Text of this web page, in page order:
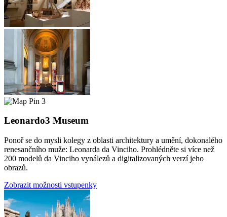
3
Leonardo3 Museum
Ponoř se do mysli kolegy z oblasti architektury a umění, dokonalého
renesančního muže: Leonarda da Vinciho. Prohlédněte si více než
200 modelů da Vinciho vynálezů a digitalizovaných verzí jeho
obrazů.
Zobrazit možnosti vstupenky